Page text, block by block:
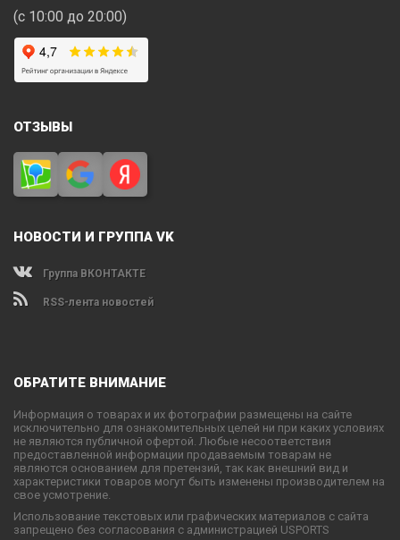
(с 10:00 до 20:00)
ОТЗЫВЫ
НОВОСТИ И ГРУППА VK
Группа ВКОНТАКТЕ
RSS-лента новостей
ОБРАТИТЕ ВНИМАНИЕ
Информация о товарах и их фотографии размещены на сайте
исключительно для ознакомительных целей ни при каких условиях
не являются публичной офертой. Любые несоответствия
предоставленной информации продаваемым товарам не
являются основанием для претензий, так как внешний вид и
характеристики товаров могут быть изменены производителем на
свое усмотрение.
Использование текстовых или графических материалов с сайта
запрещено без согласования с администрацией USPORTS